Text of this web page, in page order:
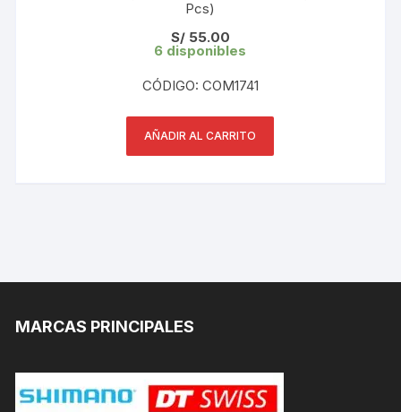
Pcs)
S/55.00
6 disponibles
CÓDIGO: COM1741
AÑADIR AL CARRITO
MARCAS PRINCIPALES